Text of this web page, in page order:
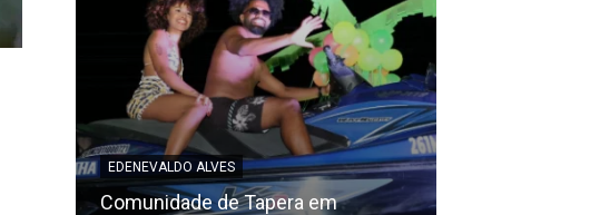
EDENEVALDO ALVES
Comunidade de Tapera em